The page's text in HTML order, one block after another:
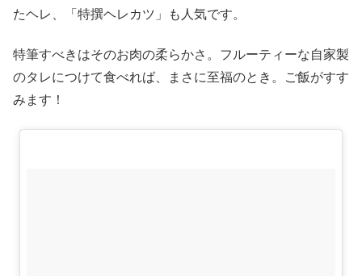
たヘレ、「特撰ヘレカツ」も人気です。
特筆すべきはそのお肉の柔らかさ。フルーティーな自家製
のタレにつけて食べれば、まさに至福のとき。ご飯がすす
みます！